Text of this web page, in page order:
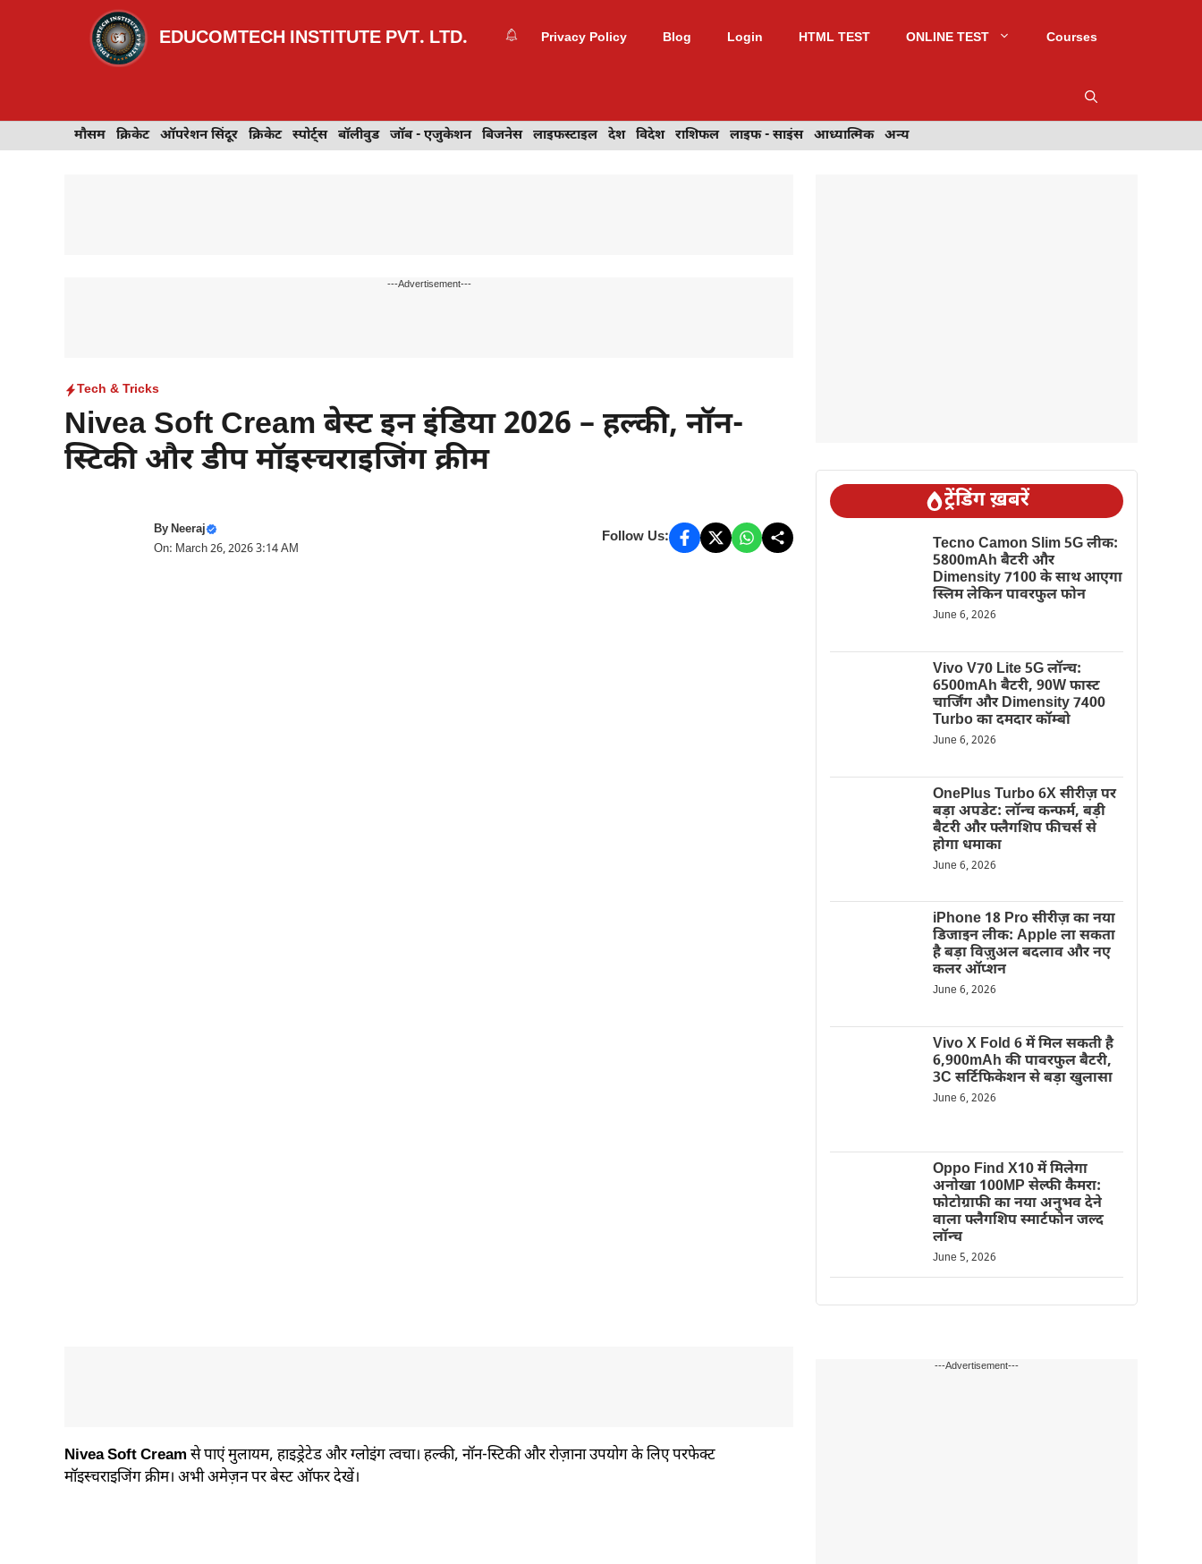
EDUCOMTECH INSTITUTE PVT. LTD. Privacy Policy Blog Login HTML TEST ONLINE TEST Courses
इवेंट खेल मेहंदी डिज़ाइन टेक्नोलॉजी ट्रेवल बॉलीवुड जॉब - एजुकेशन बिजनेस वेब डिज़ाइन देश विदेश राशिफल लाइफ - साइंस आध्यात्मिक अन्य
मौसम क्रिकेट ऑपरेशन सिंदूर क्रिकेट स्पोर्ट्स बॉलीवुड जॉब - एजुकेशन बिजनेस लाइफस्टाइल देश विदेश राशिफल लाइफ - साइंस आध्यात्मिक अन्य
---Advertisement---
Tech & Tricks
Nivea Soft Cream बेस्ट इन इंडिया 2026 – हल्की, नॉन-
स्टिकी और डीप मॉइस्चराइजिंग क्रीम
ByNeeraj
On: March 26, 2026 3:14 AM
Follow Us:
Nivea Soft Cream से पाएं मुलायम, हाइड्रेटेड और ग्लोइंग त्वचा। हल्की, नॉन-स्टिकी और रोज़ाना उपयोग के लिए परफेक्ट
मॉइस्चराइजिंग क्रीम। अभी अमेज़न पर बेस्ट ऑफर देखें।
ट्रेंडिंग ख़बरें
Tecno Camon Slim 5G लीक:
5800mAh बैटरी और
Dimensity 7100 के साथ आएगा
स्लिम लेकिन पावरफुल फोन
June 6, 2026
Vivo V70 Lite 5G लॉन्च:
6500mAh बैटरी, 90W फास्ट
चार्जिंग और Dimensity 7400
Turbo का दमदार कॉम्बो
June 6, 2026
OnePlus Turbo 6X सीरीज़ पर
बड़ा अपडेट: लॉन्च कन्फर्म, बड़ी
बैटरी और फ्लैगशिप फीचर्स से
होगा धमाका
June 6, 2026
iPhone 18 Pro सीरीज़ का नया
डिजाइन लीक: Apple ला सकता
है बड़ा विज़ुअल बदलाव और नए
कलर ऑप्शन
June 6, 2026
Vivo X Fold 6 में मिल सकती है
6,900mAh की पावरफुल बैटरी,
3C सर्टिफिकेशन से बड़ा खुलासा
June 6, 2026
Oppo Find X10 में मिलेगा
अनोखा 100MP सेल्फी कैमरा:
फोटोग्राफी का नया अनुभव देने
वाला फ्लैगशिप स्मार्टफोन जल्द
लॉन्च
June 5, 2026
---Advertisement---